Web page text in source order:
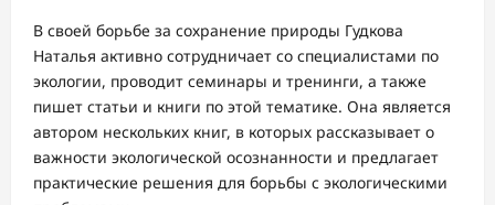
В своей борьбе за сохранение природы Гудкова
Наталья активно сотрудничает со специалистами по
экологии, проводит семинары и тренинги, а также
пишет статьи и книги по этой тематике. Она является
автором нескольких книг, в которых рассказывает о
важности экологической осознанности и предлагает
практические решения для борьбы с экологическими